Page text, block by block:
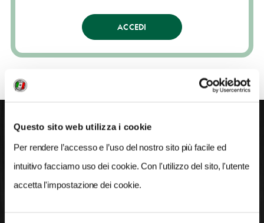
Questo sito web utilizza i cookie
Per rendere l’accesso e l’uso del nostro sito più facile ed
intuitivo facciamo uso dei cookie. Con l'utilizzo del sito, l'utente
accetta l'impostazione dei cookie.
ACCEDI
Scopri il territorio di
TRIESTE